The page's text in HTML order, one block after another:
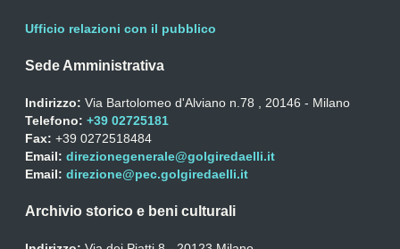
Ufficio relazioni con il pubblico
Sede Amministrativa
Indirizzo: Via Bartolomeo d'Alviano n.78 , 20146 - Milano
Telefono: +39 02725181
Fax: +39 0272518484
Email: direzionegenerale@golgiredaelli.it
Email: direzione@pec.golgiredaelli.it
Archivio storico e beni culturali